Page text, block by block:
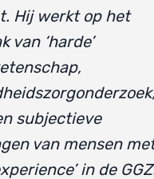
Hij werkt op het
van ‘harde’
subjectieve
van mensen
in de